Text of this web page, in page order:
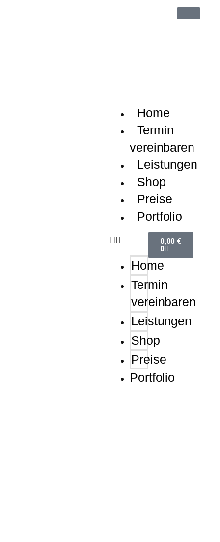
Home
Termin
vereinbaren
Leistungen
Shop
Preise
Portfolio
Home
Termin
vereinbaren
Leistungen
Shop
Preise
Portfolio
0,00 €
0